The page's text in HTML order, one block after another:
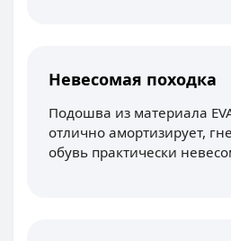
Невесомая походка
Подошва из материала
отлично амортизирует,
обувь практически